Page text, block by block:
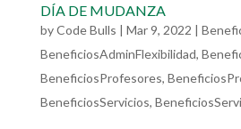
DÍA DE MUDANZA
byCode Bulls | Mar 9, 2022 |
BeneficiosAdminFlexibilidad,
BeneficiosProfesores,
BeneficiosServicios,